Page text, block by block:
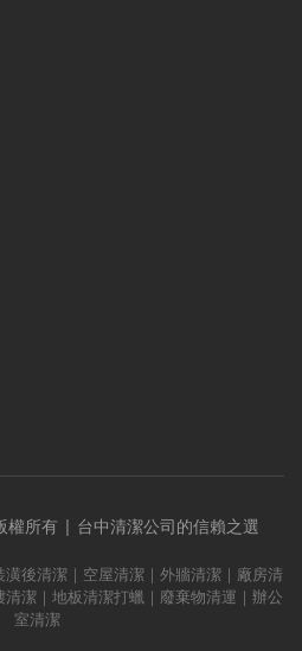
所有 | 台中清潔公司的信賴之選
後清潔｜空屋清潔｜外牆清潔｜廠房清
潔｜地板清潔打蠟｜廢棄物清運｜辦公
室清潔